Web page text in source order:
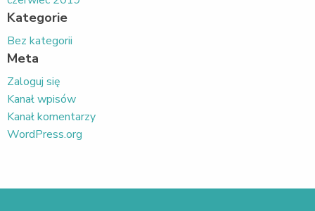
Kategorie
Bez kategorii
Meta
Zaloguj się
Kanał wpisów
Kanał komentarzy
WordPress.org